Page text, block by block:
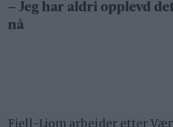
– Jeg har aldri opplevd
nå
Fjell-Ljom arbeider etter